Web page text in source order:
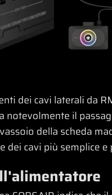
dei cavi laterali da
notevolmente il
della scheda
dei cavi più semplice e